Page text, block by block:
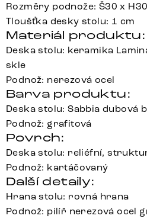
Rozměry podnože: Š30 x
Tloušťka desky stolu: 1 cm
Materiál produktu:
Deska stolu: keramika
skle
Podnož: nerezová ocel
Barva produktu:
Deska stolu: Sabbia dubová
Podnož: grafitová
Povrch:
Deska stolu: reliéfní,
Podnož: kartáčovaný
Další detaily:
Hrana stolu: rovná hrana
Podnož: pilíř nerezová ocel